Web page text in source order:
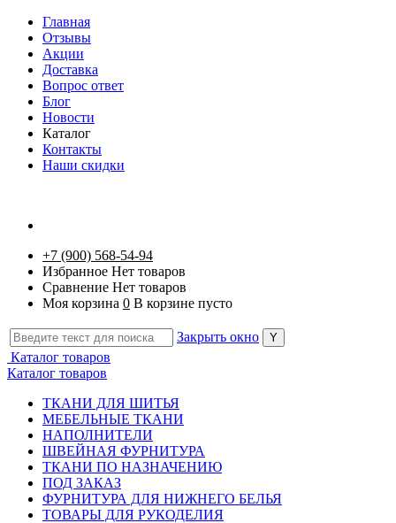
Главная
Отзывы
Акции
Доставка
Вопрос ответ
Блог
Новости
Каталог
Контакты
Наши скидки
+7 (900) 568-54-94
Избранное Нет товаров
Сравнение Нет товаров
Моя корзина 0 В корзине пусто
Закрыть окно
Каталог товаров
Каталог товаров
ТКАНИ ДЛЯ ШИТЬЯ
МЕБЕЛЬНЫЕ ТКАНИ
НАПОЛНИТЕЛИ
ШВЕЙНАЯ ФУРНИТУРА
ТКАНИ ПО НАЗНАЧЕНИЮ
ПОД ЗАКАЗ
ФУРНИТУРА ДЛЯ НИЖНЕГО БЕЛЬЯ
ТОВАРЫ ДЛЯ РУКОДЕЛИЯ